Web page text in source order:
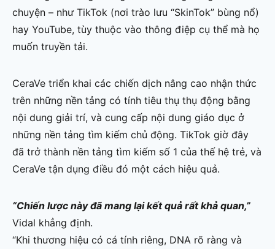
chuyện – như TikTok (nơi trào lưu “SkinTok” bùng nổ)
hay YouTube, tùy thuộc vào thông điệp cụ thể mà họ
muốn truyền tải.
CeraVe triển khai các chiến dịch nâng cao nhận thức
trên những nền tảng có tính tiêu thụ thụ động bằng
nội dung giải trí, và cung cấp nội dung giáo dục ở
những nền tảng tìm kiếm chủ động. TikTok giờ đây
đã trở thành nền tảng tìm kiếm số 1 của thế hệ trẻ, và
CeraVe tận dụng điều đó một cách hiệu quả.
“Chiến lược này đã mang lại kết quả rất khả quan,”
Vidal khẳng định.
“Khi thương hiệu có cá tính riêng, DNA rõ ràng và